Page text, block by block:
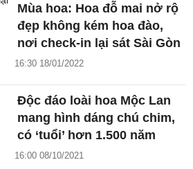
Mùa hoa: Hoa đỗ mai nở rộ
đẹp không kém hoa đào,
nơi check-in lại sát Sài Gòn
16:30 18/01/2022
Độc đáo loài hoa Mộc Lan
mang hình dáng chú chim,
có ‘tuổi’ hơn 1.500 năm
16:00 08/10/2021